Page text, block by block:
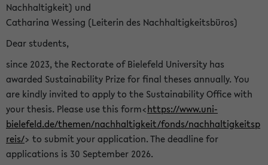
Nachhaltigkeit) und
Catharina Wessing (Leiterin des Nachhaltigkeitsbüros)
Dear students,
since 2023, the Rectorate of Bielefeld University has
awarded Sustainability Prize for final theses annually. You
are kindly invited to apply to the Sustainability Office with
your thesis. Please use this form<https://www.uni-
bielefeld.de/themen/nachhaltigkeit/fonds/nachhaltigkeitsp
reis/> to submit your application. The deadline for
applications is 30 September 2026.